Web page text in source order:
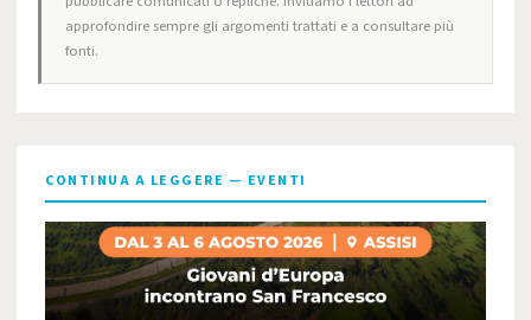
approfondire sempre gli argomenti trattati e a consultare più
fonti.
CONTINUA A LEGGERE — EVENTI